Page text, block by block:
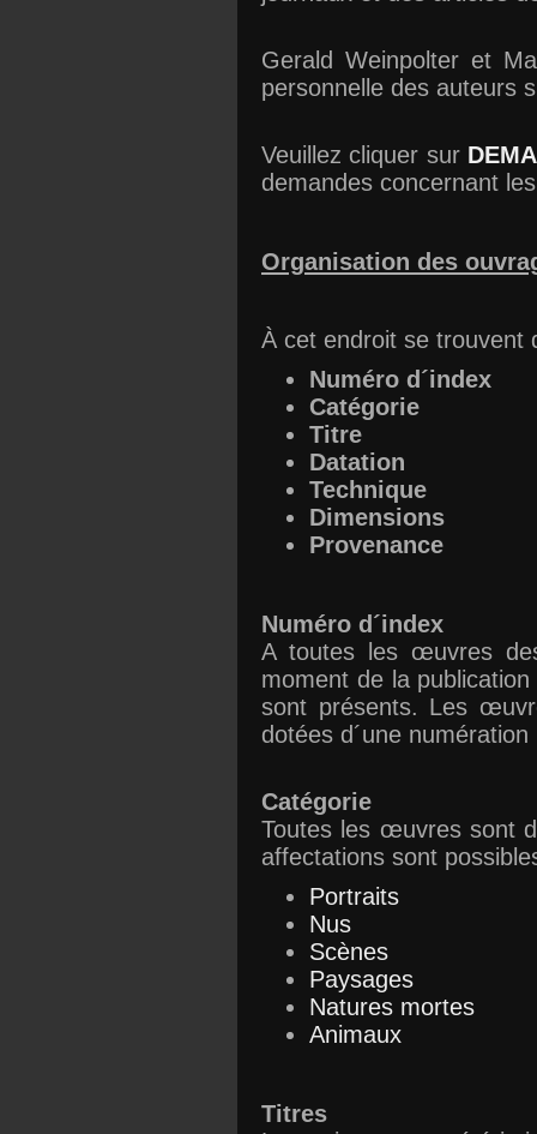
Gerald Weinpolter et
personnelle des auteurs
Veuillez cliquer sur
demandes concernant
Organisation des
À cet endroit se trouvent
Numéro d´index
Catégorie
Titre
Datation
Technique
Dimensions
Provenance
Numéro d´index
A toutes les œuvres
moment de la
sont présents. Les
dotées d´une
Catégorie
Toutes les œuvres sont
affectations sont
Portraits
Nus
Scènes
Paysages
Natures mortes
Animaux
Titres